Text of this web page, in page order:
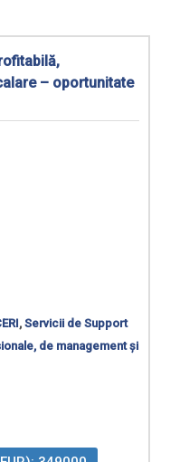
– oportunitate
, Servicii de Support
de management și